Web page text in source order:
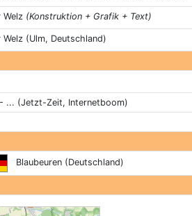
Welz (Konstruktion + Grafik + Text)
Welz (Ulm, Deutschland)
... (Jetzt-Zeit, Internetboom)
Blaubeuren (Deutschland)